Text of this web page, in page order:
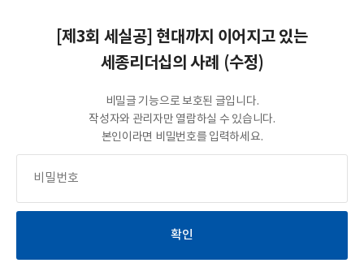
[제3회 세실공] 현대까지 이어지고 있는
세종리더십의 사례 (수정)
비밀글 기능으로 보호된 글입니다.
작성자와 관리자만 열람하실 수 있습니다.
본인이라면 비밀번호를 입력하세요.